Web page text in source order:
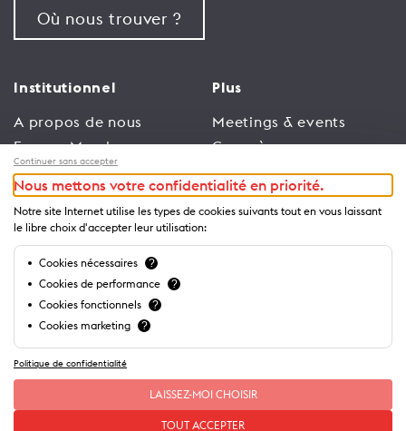
Où nous trouver ?
Institutionnel
A propos de nous
Espace Membres
Emploi
Conditions générales
d’utilisation
Politique de
confidentialité
Plus
Meetings & events
Congrès
Trade
Espace Médias
Annonceurs
Brochures et guides
Continuer sans accepter
Nous mettons votre confidentialité en priorité.
Notre site Internet utilise les types de cookies suivants tout en vous laissant
le libre choix d'accepter leur utilisation:
Cookies nécessaires ?
Cookies de performance ?
Cookies fonctionnels ?
Cookies marketing ?
Politique de confidentialité
LAISSEZ-MOI CHOISIR
TOUT ACCEPTER